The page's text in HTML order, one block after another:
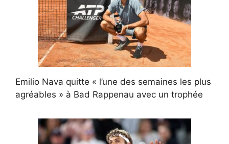
Emilio Nava quitte « l’une des semaines les plus
agréables » à Bad Rappenau avec un trophée